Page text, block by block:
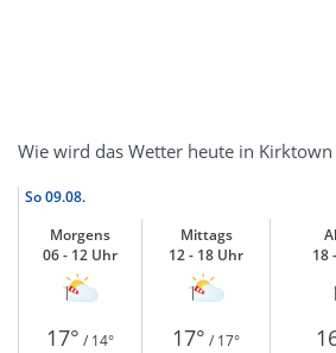
Wie wird das Wetter heute in
So09.08.
Morgens
06 - 12 Uhr
Mittags
12 - 18 Uhr
18
17° / 14° 17° / 17°